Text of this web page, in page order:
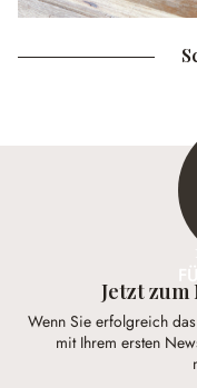
Jetzt
Wenn Sie erfolgreich
mit Ihrem ersten